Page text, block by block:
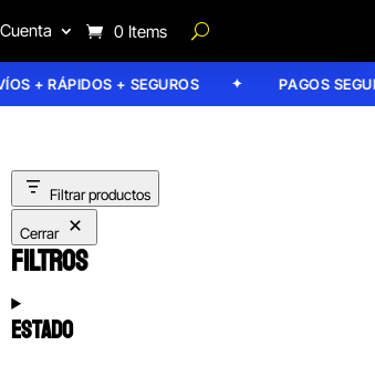
0 Items
+ RÁPIDOS + SEGUROS PAGOS
Filtrar productos
Cerrar
FILTROS
ESTADO